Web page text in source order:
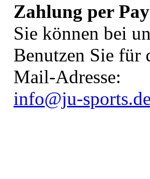
Zahlung per
Sie können bei
Benutzen Sie für
Mail-Adresse:
info@ju-sports.de